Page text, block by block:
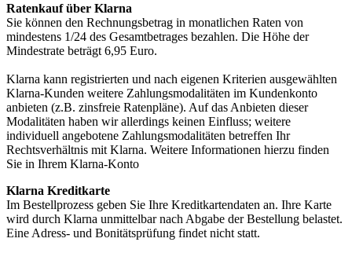
Ratenkauf über Klarna
Sie können den Rechnungsbetrag in monatlichen Raten von
mindestens 1/24 des Gesamtbetrages bezahlen. Die Höhe der
Mindestrate beträgt 6,95 Euro.
Klarna kann registrierten und nach eigenen Kriterien ausgewählten
Klarna-Kunden weitere Zahlungsmodalitäten im Kundenkonto
anbieten (z.B. zinsfreie Ratenpläne). Auf das Anbieten dieser
Modalitäten haben wir allerdings keinen Einfluss; weitere
individuell angebotene Zahlungsmodalitäten betreffen Ihr
Rechtsverhältnis mit Klarna. Weitere Informationen hierzu finden
Sie in Ihrem Klarna-Konto
Klarna Kreditkarte
Im Bestellprozess geben Sie Ihre Kreditkartendaten an. Ihre Karte
wird durch Klarna unmittelbar nach Abgabe der Bestellung belastet.
Eine Adress- und Bonitätsprüfung findet nicht statt.